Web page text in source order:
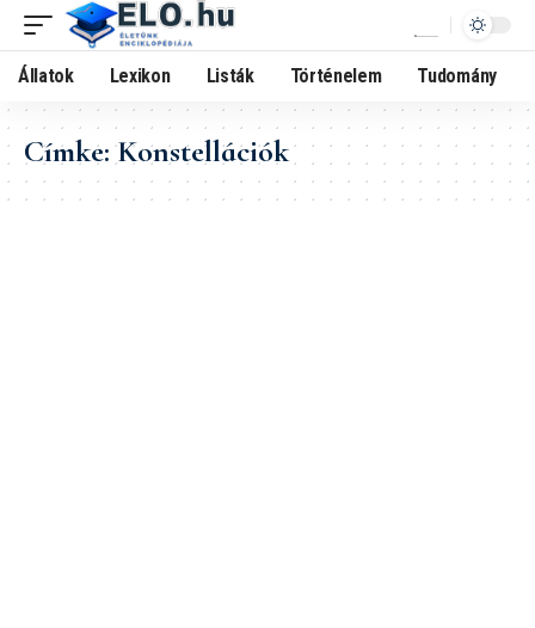
Állatok Lexikon Listák Történelem Tudomány
Címke:Konstellációk